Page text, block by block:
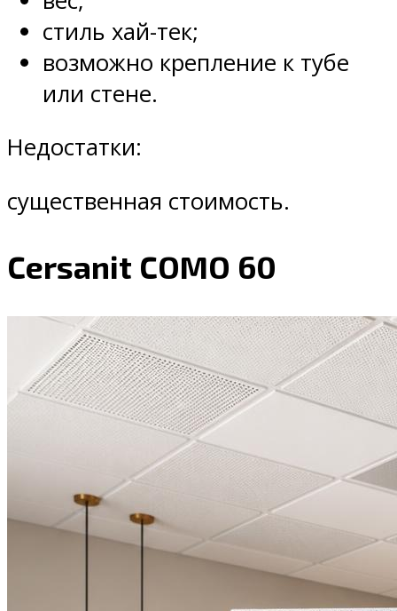
стиль хай-тек;
возможно крепление к тубе
или стене.
Недостатки:
существенная стоимость.
Cersanit COMO 60